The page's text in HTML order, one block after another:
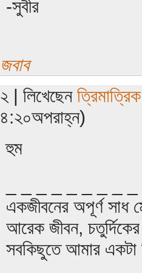
-সুবীর
জবাব
২ | লিখেছেন
৪:২০অপরাহ্ন)
হুম
একজীবনের অপূর্ণ সাধ
আরেক জীবন, চতুর্দিকের
সবকিছুতে আমার একটা